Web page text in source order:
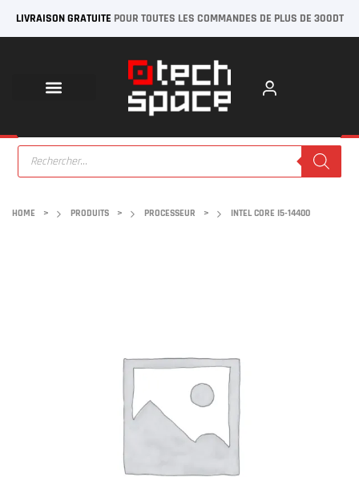
LIVRAISON GRATUITE POUR TOUTES LES COMMANDES DE PLUS DE 300DT
HOME > PRODUITS > PROCESSEUR > INTEL CORE I5-14400